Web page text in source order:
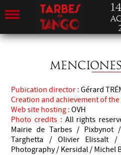
Pubication director :Gérard
Creation and achievement of the
Web site hosting : OVH
Photo credits : All rights
Mairie de Tarbes /
Targhetta / Olivier Elissalt
Photography / Kersidal / Michel